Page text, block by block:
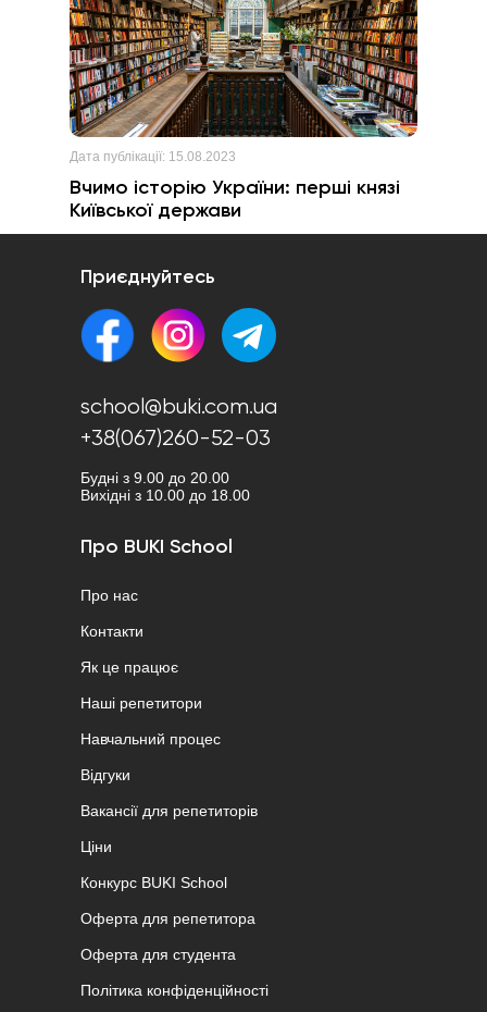
Дата публікації: 15.08.2023
Вчимо історію України: перші князі
Київської держави
Приєднуйтесь
school@buki.com.ua
+38(067)260-52-03
Будні з 9.00 до 20.00
Вихідні з 10.00 до 18.00
Про BUKI School
Про нас
Контакти
Як це працює
Наші репетитори
Навчальний процес
Відгуки
Вакансії для репетиторів
Ціни
Конкурс BUKI School
Оферта для репетитора
Оферта для студента
Політика конфіденційності